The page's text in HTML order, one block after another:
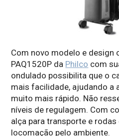
Com novo modelo e design
PAQ1520P da Philco com
ondulado possibilita que o
mais facilidade, ajudando a
muito mais rápido. Não
níveis de regulagem. Com
alça para transporte e
locomação pelo ambiente.